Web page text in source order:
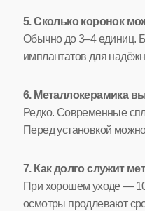
5. Сколько коронок
Обычно до 3–4 единиц.
имплантатов для
6. Металлокерамика
Редко. Современные
Перед установкой
7. Как долго служит
При хорошем уходе —
осмотры продлевают